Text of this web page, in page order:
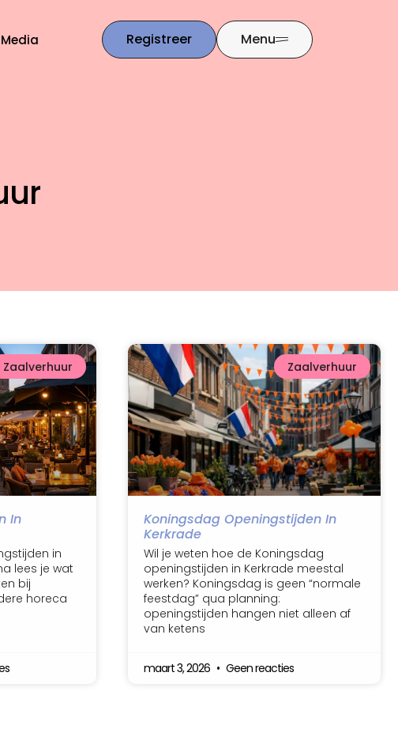
Registreer Menu
Zaalverhuur
In
in
lees je wat
bij
horeca
Zaalverhuur
Koningsdag Openingstijden In
Kerkrade
Wil je weten hoe de Koningsdag
openingstijden in Kerkrade meestal
werken? Koningsdag is geen “normale
feestdag” qua planning:
openingstijden hangen niet alleen af
van ketens
maart 3, 2026 Geen reacties